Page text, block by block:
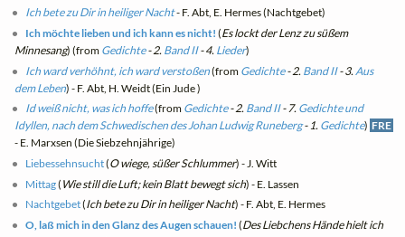
Ich bete zu Dir in heiliger Nacht- F. Abt, E. Hermes (Nachtgebet)
Ich möchte lieben und ich kann es nicht! (Es lockt der Lenz zu süßem
Minnesang) (from Gedichte- 2. Band II- 4. Lieder)
Ich ward verhöhnt, ich ward verstoßen(from Gedichte- 2. Band II- 3. Aus
dem Leben) - F. Abt, H. Weidt (Ein Jude )
Id weiß nicht, was ich hoffe(from Gedichte- 2. Band II- 7. Gedichte und
Idyllen, nach dem Schwedischen des Johan Ludwig Runeberg- 1. Gedichte) FRE
- E. Marxsen (Die Siebzehnjährige)
Liebessehnsucht(O wiege, süßer Schlummer) - J. Witt
Mittag( Wie still die Luft; kein Blatt bewegt sich) - E. Lassen
Nachtgebet(Ich bete zu Dir in heiliger Nacht) - F. Abt, E. Hermes
O, laß mich in den Glanz des Augen schauen!(Des Liebchens Hände hielt ich